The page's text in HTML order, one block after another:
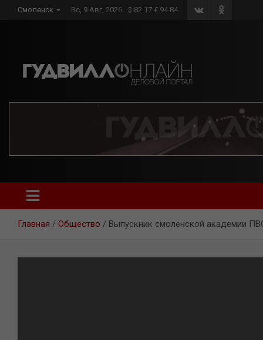
Смоленск Вс, 9 Авг, 2026 $ 82.17 € 94.84
Главная Общество Выпускник смоленской академии